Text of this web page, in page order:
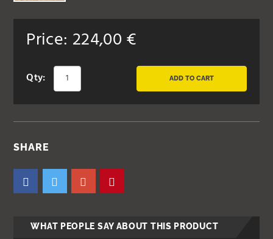
Price: 224,00 €
Qty: ADD TO CART
SHARE
WHAT PEOPLE SAY ABOUT THIS PRODUCT